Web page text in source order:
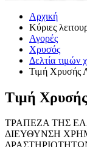
Αρχική
Κύριες
Αγορές
Χρυσός
Δελτία τιμών
Τιμή Χρυσής
Τιμή
ΤΡΑΠΕΖΑ ΤΗΣ
ΔΙΕΥΘΥΝΣΗ